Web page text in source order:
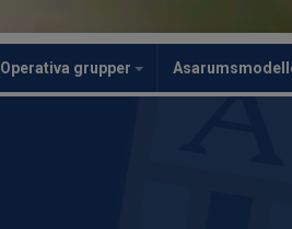
Operativa grupper